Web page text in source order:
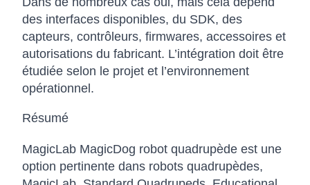
des interfaces disponibles, du SDK, des
capteurs, contrôleurs, firmwares, accessoires et
autorisations du fabricant. L’intégration doit être
étudiée selon le projet et l’environnement
opérationnel.
Résumé
MagicLab MagicDog robot quadrupède est une
option pertinente dans robots quadrupèdes,